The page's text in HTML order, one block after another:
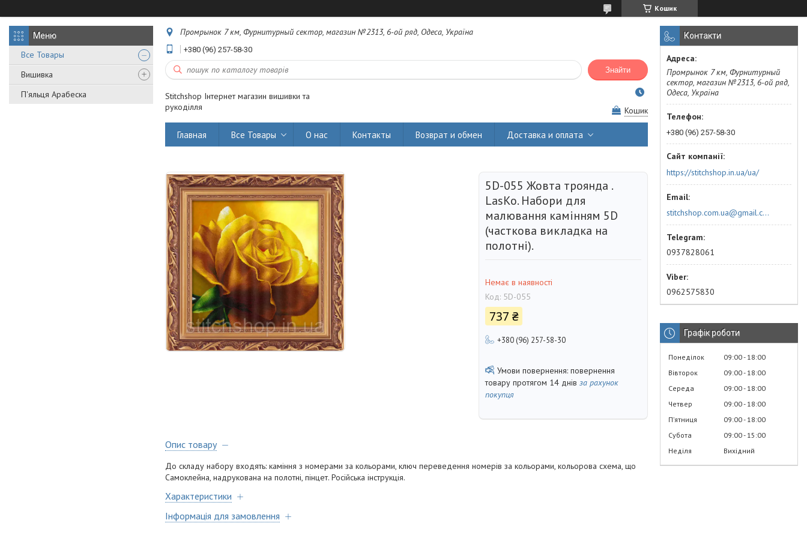
Кошик
Все Товары
Вишивка
П'яльця Арабеска
Промрынок 7 км, Фурнитурный сектор, магазин №2313, 6-ой ряд, Одеса, Україна
+380 (96) 257-58-30
Знайти
Stitchshop Інтернет магазин вишивки та
рукоділля
Кошик
Главная Все Товары О нас Контакты Возврат и обмен Доставка и оплата
5D-055 Жовта троянда .
LasKo. Набори для
малювання камінням 5D
(часткова викладка на
полотні).
Немає в наявності
Код: 5D-055
737 ₴
+380 (96) 257-58-30
повернення
товару протягом 14 днів за рахунок
покупця
Опис товару
До складу набору входять: каміння з номерами за кольорами, ключ переведення номерів за кольорами, кольорова схема, що
Самоклейна, надрукована на полотні, пінцет. Російська інструкція.
Характеристики
Інформація для замовлення
Контакти
Промрынок 7 км, Фурнитурный
сектор, магазин №2313, 6-ой ряд,
Одеса, Україна
+380 (96) 257-58-30
https://stitchshop.in.ua/ua/
stitchshop.com.ua@gmail.com
0937828061
0962575830
Графік роботи
Понеділок 09:00 18:00
Вівторок
09:00 18:00
Середа
09:00 18:00
Четвер
09:00 18:00
Пʼятниця
09:00 18:00
Субота
09:00 15:00
Неділя
Вихідний